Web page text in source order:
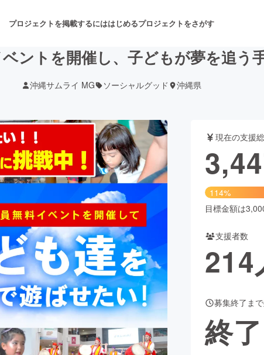
プロジェクトを掲載するにははじめるプロジェクトをさがす
舞台・パフォーマンス
ム・サービス開発 フード・飲食店
・雑誌出版 アニメ・漫画
ャレンジ ビューティー・ヘルスケア
CAMPFIRE for Social GoodCAMPFIRE Creation
CAMPFIREふるさと納税machi-yaコミュニティ
ントを開催し、子どもが夢を追う
沖縄サムライ MG ソーシャルグッド 沖縄県
現在の支援
114%
目標金額は
支援者数
214
募集終了ま
終了